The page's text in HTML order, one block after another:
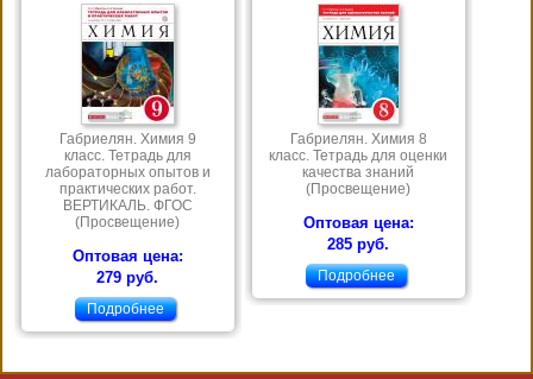
Габриелян. Химия 9
класс. Тетрадь для
лабораторных опытов и
практических работ.
ВЕРТИКАЛЬ. ФГОС
(Просвещение)
Оптовая цена:
279 руб.
Подробнее
Габриелян. Химия 8
класс. Тетрадь для оценки
качества знаний
(Просвещение)
Оптовая цена:
285 руб.
Подробнее